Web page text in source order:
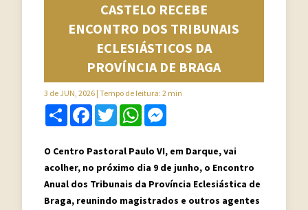
CASTELO RECEBE
ENCONTRO DOS TRIBUNAIS
ECLESIÁSTICOS DA
PROVÍNCIA DE BRAGA
3 de JUN, 2026 | Tempo de leitura: 2 min
Share FacebookTwitterWhatsApp
O Centro Pastoral Paulo VI, em Darque, vai
acolher, no próximo dia 9 de junho, o Encontro
Anual dos Tribunais da Província Eclesiástica de
Braga, reunindo magistrados e outros agentes